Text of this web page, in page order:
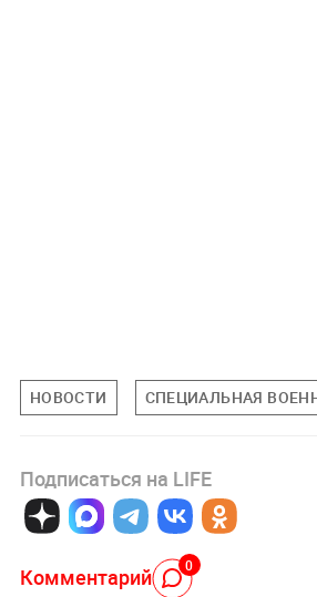
НОВОСТИ СПЕЦИАЛЬНАЯ
Подписаться на LIFE
Комментарий 0